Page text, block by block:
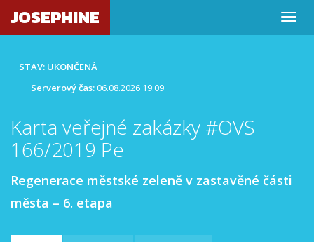
JOSEPHINE
STAV: UKONČENÁ
Serverový čas:06.08.2026 19:09
Karta veřejné zakázky #OVS
166/2019 Pe
Regenerace městské zeleně v zastavěné části
města – 6. etapa